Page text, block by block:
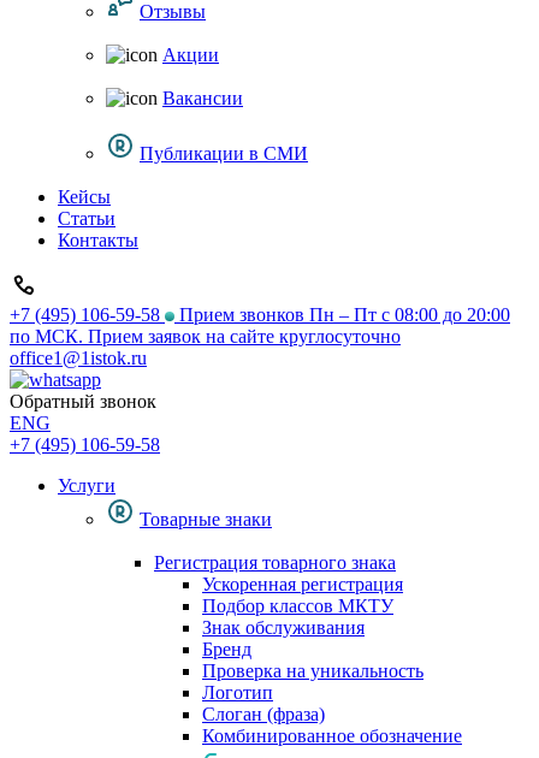
Отзывы
Акции
Вакансии
Публикации в СМИ
Кейсы
Статьи
Контакты
+7 (495) 106-59-58
Прием звонков Пн – Пт с 08:00 до 20:00
по МСК. Прием заявок на сайте круглосуточно
office1@1istok.ru
Обратный звонок
ENG
+7 (495) 106-59-58
Услуги
Товарные знаки
Регистрация товарного знака
Ускоренная регистрация
Подбор классов МКТУ
Знак обслуживания
Бренд
Проверка на уникальность
Логотип
Слоган (фраза)
Комбинированное обозначение